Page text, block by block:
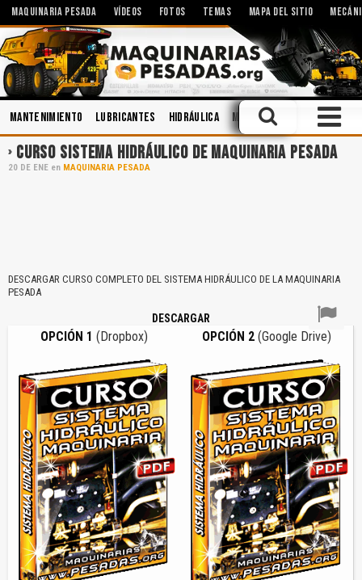
MAQUINARIA PESADA VÍDEOS FOTOS TEMAS MAPA DEL SITIO
Mantenimiento Lubricantes Hidráulica Minería Operación
CURSO SISTEMA HIDRÁULICO DE MAQUINARIA PESADA
20 DE ENE en MAQUINARIA PESADA
DESCARGAR CURSO COMPLETO DEL SISTEMA HIDRÁULICO DE LA MAQUINARIA
PESADA
DESCARGAR
OPCIÓN 1 (Dropbox) OPCIÓN 2 (Google Drive)